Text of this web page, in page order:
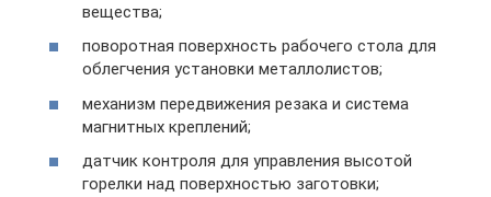
вещества;
поворотная поверхность рабочего стола для
облегчения установки металлолистов;
механизм передвижения резака и система
магнитных креплений;
датчик контроля для управления высотой
горелки над поверхностью заготовки;